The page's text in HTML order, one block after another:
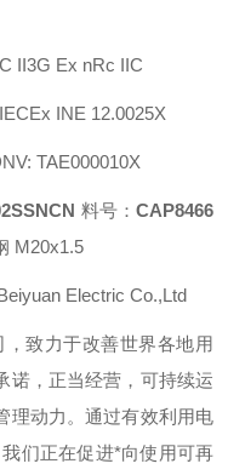
II3G Ex nRc IIC
INE 12.0025X
TAE000010X
料号：CAP8466
M20x1.5
Electric Co.,Ltd
致力于改善世界各地用
诺，正当经营，可持续运
理动力。通过有效利用电
们正在促进*向使用可再